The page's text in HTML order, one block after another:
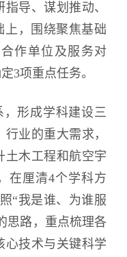
导、谋划推动、
上，围绕聚焦基础
作单位及服务对
3项重点任务。
形成学科建设三
业的重大需求，
土木工程和航空宇
在厘清4个学科方
“我是谁、为谁服
思路，重点梳理各
心技术与关键科学